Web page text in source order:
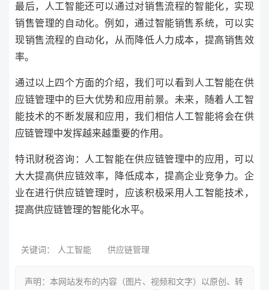
最后，人工智能还可以通过对销售流程的智能化，实现
销售管理的自动化。例如，通过智能销售系统，可以实
现销售流程的自动化，从而降低人力成本，提高销售效
率。
通过以上四个方面的介绍，我们可以看到人工智能在供
应链管理中的巨大优势和应用前景。未来，随着人工智
能技术的不断发展和应用，我们相信人工智能将会在供
应链管理中发挥越来越重要的作用。
特讯财税咨询：人工智能在供应链管理中的应用，可以
大大提高供应链效率，降低成本，提高企业竞争力。企
业在进行供应链管理时，应该积极采用人工智能技术，
提高供应链管理的智能化水平。
关键词： 人工智能 供应链管理
声明：本网站发布的内容（图片、视频和文字）以原创、转